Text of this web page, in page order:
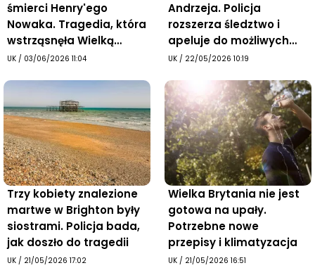
śmierci Henry'ego
Nowaka. Tragedia, która
wstrząsnęła Wielką
Brytanią
UK / 03/06/2026 11:04
Andrzeja. Policja
rozszerza śledztwo i
apeluje do możliwych
ofiar
UK / 22/05/2026 10:19
Trzy kobiety znalezione
martwe w Brighton były
siostrami. Policja bada,
jak doszło do tragedii
UK / 21/05/2026 17:02
Wielka Brytania nie jest
gotowa na upały.
Potrzebne nowe
przepisy i klimatyzacja
UK / 21/05/2026 16:51